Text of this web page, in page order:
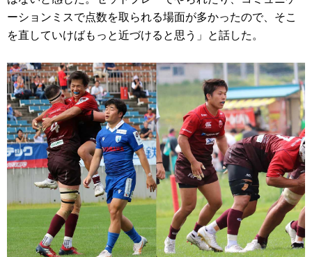
ーションミスで点数を取られる場面が多かったので、そこ
を直していけばもっと近づけると思う」と話した。